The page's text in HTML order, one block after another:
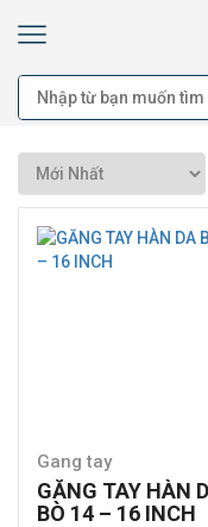
Kim
Khí
HANKO
HÀ
buôn
Đại
lý
Cung
cấp
Gang tay
GĂNG TAY HÀN
BÒ 14 – 16 INCH